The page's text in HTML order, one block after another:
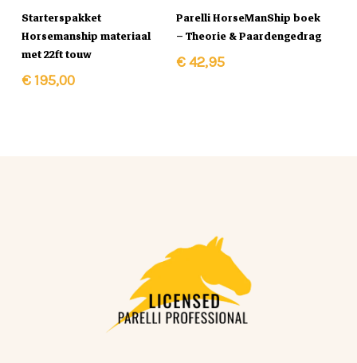
In Winkelmand
product
heeft
meerdere
productpagina
Starterspakket
Horsemanship materiaal
met 22ft touw
€195,00
Parelli HorseManShip boek
– Theorie & Paardengedrag
€42,95